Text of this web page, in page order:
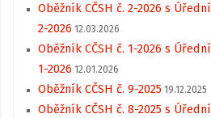
Oběžník CČSH č. 2-2026 s
2-2026 12.03.2026
Oběžník CČSH č. 1-2026 s
1-2026 12.01.2026
Oběžník CČSH č. 9-2025 19.12.2025
Oběžník CČSH č. 8-2025 s